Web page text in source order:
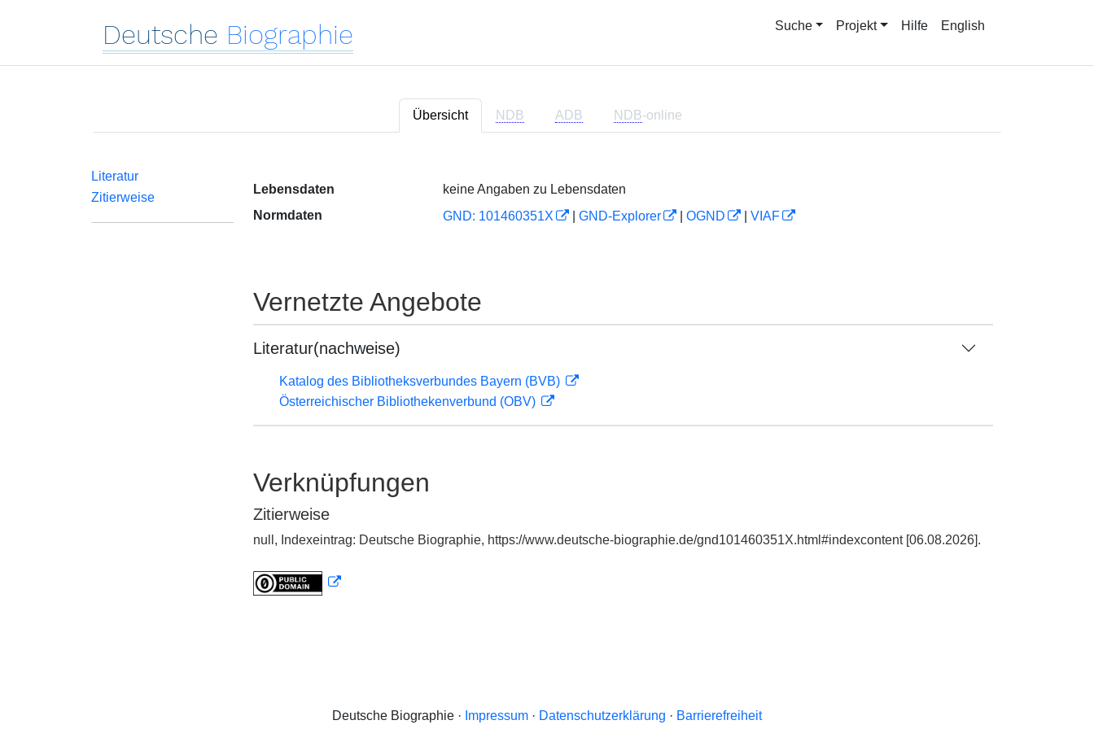
Deutsche Biographie Suche Projekt Hilfe English
Übersicht NDB ADB NDB-online
Literatur
Zitierweise
Lebensdaten
keine Angaben zu Lebensdaten
Normdaten
GND: 101460351X GND-Explorer OGND VIAF
Vernetzte Angebote
Literatur(nachweise)
Katalog des Bibliotheksverbundes Bayern (BVB)
Österreichischer Bibliothekenverbund (OBV)
Verknüpfungen
Zitierweise
null, Indexeintrag: Deutsche Biographie, https://www.deutsche-biographie.de/gnd101460351X.html#indexcontent [06.08.2026].
Deutsche Biographie · Impressum · Datenschutzerklärung · Barrierefreiheit